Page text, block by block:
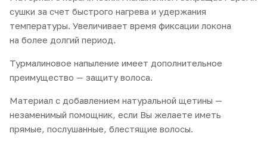
сушки за счет быстрого нагрева и удержания
температуры. Увеличивает время фиксации локона
на более долгий период.
Турмалиновое напыление имеет дополнительное
преимущество — защиту волоса.
Материал с добавлением натуральной щетины —
незаменимый помощник, если Вы желаете иметь
прямые, послушанные, блестящие волосы.